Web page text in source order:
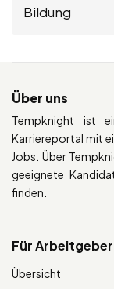
Bildung
Über uns
Tempknight ist
Karriereportal mit
Jobs. Über
geeignete
finden.
Für Arbeitgeber
Übersicht